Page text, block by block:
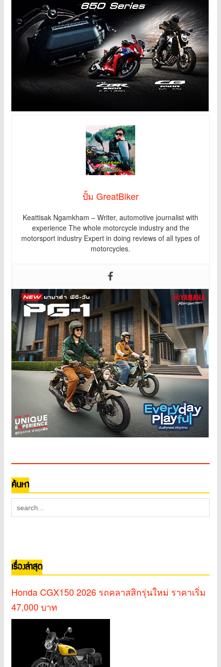
ปั้ม GreatBiker
Keattisak Ngamkham – Writer, automotive journalist with
experience The whole motorcycle industry and the
motorsport industry Expert in doing reviews of all types of
motorcycles.
ค้นหา
เรื่องล่าสุด
Honda CGX150 2026 รถคลาสสิกรุ่นใหม่ ราคาเริ่ม
47,000 บาท